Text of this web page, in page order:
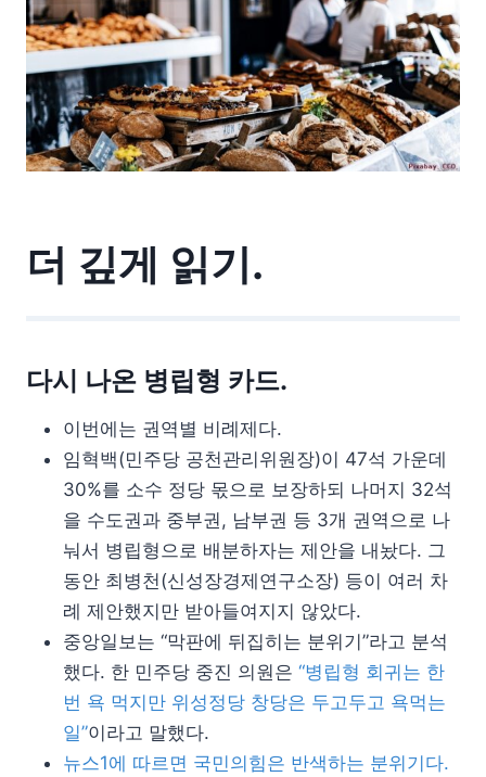
더 깊게 읽기.
다시 나온 병립형 카드.
이번에는 권역별 비례제다.
임혁백(민주당 공천관리위원장)이 47석 가운데
30%를 소수 정당 몫으로 보장하되 나머지 32석
을 수도권과 중부권, 남부권 등 3개 권역으로 나
눠서 병립형으로 배분하자는 제안을 내놨다. 그
동안 최병천(신성장경제연구소장) 등이 여러 차
례 제안했지만 받아들여지지 않았다.
중앙일보는 “막판에 뒤집히는 분위기”라고 분석
했다. 한 민주당 중진 의원은 “병립형 회귀는 한
번 욕 먹지만 위성정당 창당은 두고두고 욕먹는
일”이라고 말했다.
뉴스1에 따르면 국민의힘은 반색하는 분위기다.